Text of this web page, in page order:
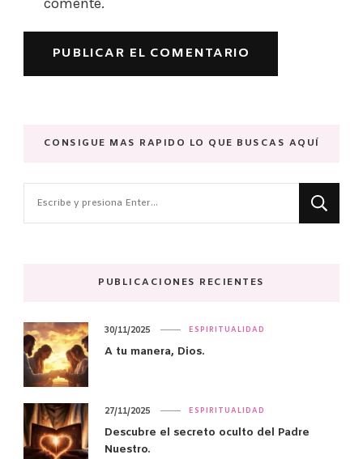
CONSIGUE MAS RAPIDO LO QUE BUSCAS AQUÍ
PUBLICACIONES RECIENTES
ESPIRITUALIDAD
A tu manera, Dios.
30/11/2025
ESPIRITUALIDAD
Descubre el secreto oculto del Padre
Nuestro.
27/11/2025